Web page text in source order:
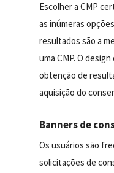
Escolher a CMP
as inúmeras
resultados são a
uma CMP. O
obtenção de
aquisição do
Banners de
Os usuários são
solicitações de